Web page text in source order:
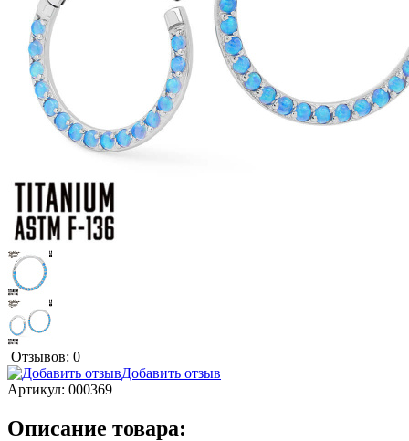
Отзывов: 0
Добавить отзыв
Артикул: 000369
Описание товара: